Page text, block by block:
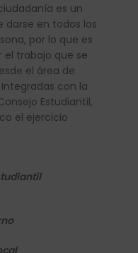
es un
darse en todos los
por lo que es
trabajo que se
el área de
con la
Estudiantil,
el ejercicio